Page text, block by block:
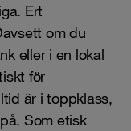
Ert
om du
eller i en lokal
för
är i toppklass,
Som etisk